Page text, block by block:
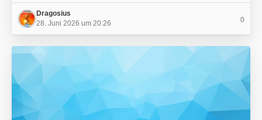
Dragosius
28. Juni 2026 um 20:26
0